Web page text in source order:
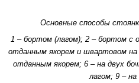
Основные способы
1 – бортом (лагом); 2 – бортом с
отданным якорем и швартовом на
отданным якорем; 6 – на двух
лагом; 9 –